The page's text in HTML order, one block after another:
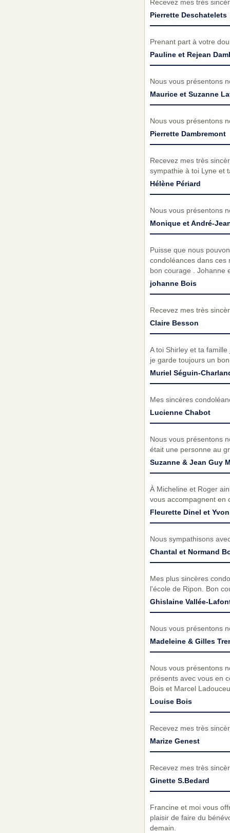
Recevez mes très
Pierrette Deschatelets
Prenant part à votre
Pauline et Rejean
Nous vous présentons
Maurice et Suzanne
Nous vous présentons
Pierrette Dambremont
Recevez mes très
sympathie à toi Lyne et
Hélène Périard
Nous vous présentons
Monique et André-
Puisse que nous
condoléances dans ces
bon courage . Johanne
johanne Bois
Recevez mes très
Claire Besson
A toi Shirley et ta
je garde toujours un
Muriel Séguin-
Mes sincères
Lucienne Chabot
Nous vous présentons
était une personne au
Suzanne & Jean Guy
À Micheline et Roger
vous accompagnent en
Fleurette Dinel et
Nous sympathisons
Chantal et Normand
Mes plus sincères
l'école de Ripon. Bon
Ghislaine Vallée-
Nous vous présentons
Madeleine & Gilles
Nous vous présentons
présents avec vous en
Bois et Marcel
Louise Bois
Recevez mes très
Marize Genest
Recevez mes très
Ginette S.Bedard
Francine et moi vous
plaisir de faire du
demain.